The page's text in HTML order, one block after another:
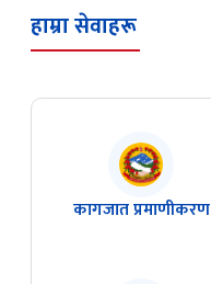
हाम्रा सेवाहरू
कागजात प्रमाणीकरण